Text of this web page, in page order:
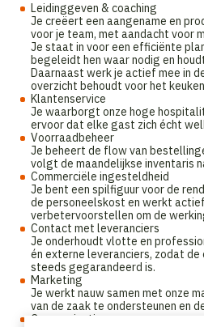
Leidinggeven & coaching
Je creëert een aangename en
voor je team, met aandacht voor
Je staat in voor een efficiënte
begeleidt hen waar nodig en
Daarnaast werk je actief mee in
overzicht behoudt voor het
Klantenservice
Je waarborgt onze hoge
ervoor dat elke gast zich écht
Voorraadbeheer
Je beheert de flow van
volgt de maandelijkse inventaris
Commerciële ingesteldheid
Je bent een spilfiguur voor de
de personeelskost en werkt
verbetervoorstellen om de
Contact met leveranciers
Je onderhoudt vlotte en
én externe leveranciers, zodat
steeds gegarandeerd is.
Marketing
Je werkt nauw samen met onze
van de zaak te ondersteunen en
Communicatie